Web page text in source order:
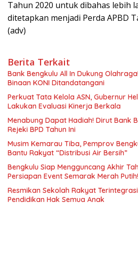
Tahun 2020 untuk dibahas lebih
ditetapkan menjadi Perda APBD
(adv)
Berita Terkait
Bank Bengkulu All In Dukung
Binaan KONI Ditandatangani
Perkuat Tata Kelola ASN, Gubernur
Lakukan Evaluasi Kinerja Berkala
Menabung Dapat Hadiah! Dirut Bank
Rejeki BPD Tahun Ini
Musim Kemarau Tiba, Pemprov
Bantu Rakyat “Distribusi Air Bersih”
Bengkulu Siap Mengguncang Akhir
Persiapan Event Semarak Merah Putih!
Resmikan Sekolah Rakyat
Pendidikan Hak Semua Anak